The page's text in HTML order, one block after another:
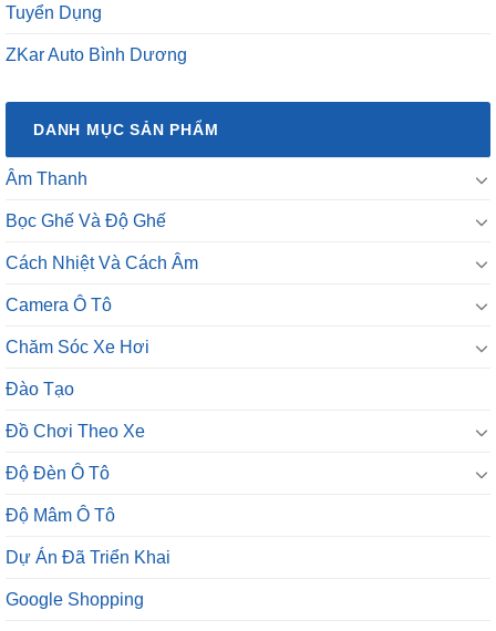
Tuyển Dụng
ZKar Auto Bình Dương
DANH MỤC SẢN PHẨM
Âm Thanh
Bọc Ghế Và Độ Ghế
Cách Nhiệt Và Cách Âm
Camera Ô Tô
Chăm Sóc Xe Hơi
Đào Tạo
Đồ Chơi Theo Xe
Độ Đèn Ô Tô
Độ Mâm Ô Tô
Dự Án Đã Triển Khai
Google Shopping